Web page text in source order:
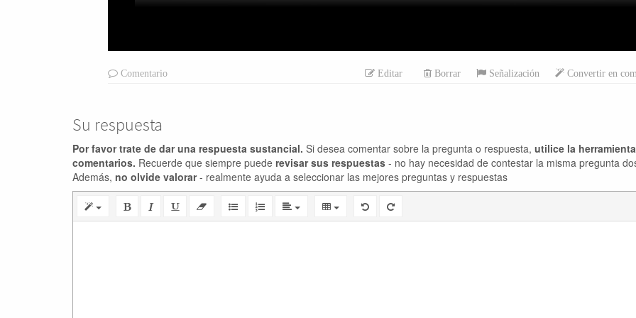
Editar Borrar Señalización Convertir en
Comentario
Su respuesta
Por favor trate de dar una respuesta sustancial. Si desea comentar sobre la pregunta o respuesta, utilice la
comentarios. Recuerde que siempre puede revisar sus respuestas - no hay necesidad de contestar la misma pregunta
Además, no olvide valorar- realmente ayuda a seleccionar las mejores preguntas y respuestas